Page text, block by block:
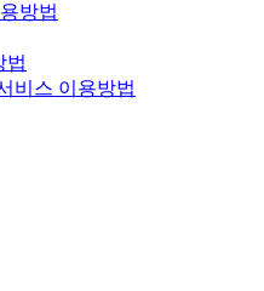
방법
법
비스 이용방법